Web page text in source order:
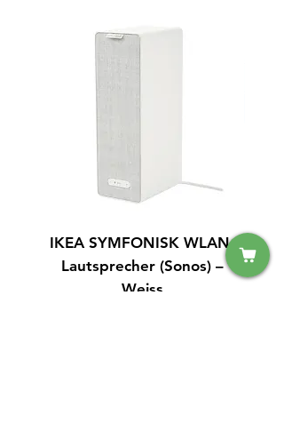
IKEA SYMFONISK WLAN-
Lautsprecher (Sonos) –
Weiss